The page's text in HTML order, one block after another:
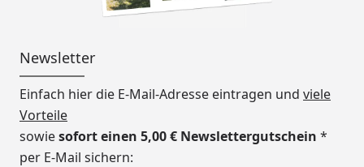
Newsletter
Einfach hier die E-Mail-Adresse eintragen und viele
Vorteile
sowiesofort einen 5,00 € Newslettergutschein *
per E-Mail sichern: